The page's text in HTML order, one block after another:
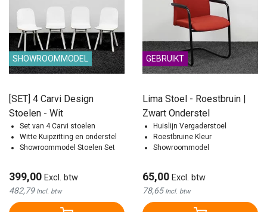
SHOWROOMMODEL
[SET] 4 Carvi Design
Stoelen - Wit
Set van 4 Carvi stoelen
Witte Kuipzitting en onderstel
Showroommodel Stoelen Set
399,00 Excl. btw
482,79 Incl. btw
GEBRUIKT
Lima Stoel - Roestbruin |
Zwart Onderstel
Huislijn Vergaderstoel
Roestbruine Kleur
Showroommodel
65,00 Excl. btw
78,65Incl. btw